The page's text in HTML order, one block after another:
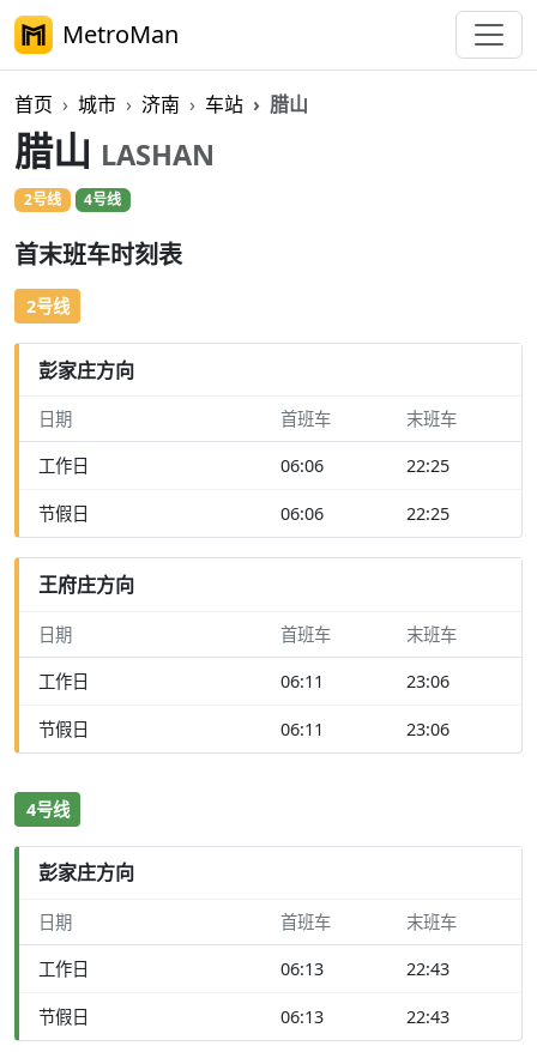
MetroMan
首页 城市 济南 车站 腊山
腊山 LASHAN
2号线 4号线
首末班车时刻表
2号线
彭家庄方向
日期 首班车 末班车
工作日 06:06 22:25
节假日 06:06 22:25
王府庄方向
日期 首班车 末班车
工作日 06:11 23:06
节假日 06:11 23:06
4号线
彭家庄方向
日期 首班车 末班车
工作日 06:13 22:43
节假日 06:13 22:43